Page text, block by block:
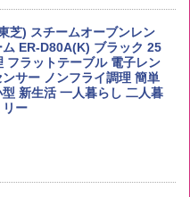
the Distillery 2026 化粧箱
ル カップヌードルPRO し
ぱく&低糖質 さらに塩分控
個
芝) スチームオーブンレン
ム ER-D80A(K) ブラック 25
ラットテーブル 電子レン
サー ノンフライ調理 簡単
新生活 一人暮らし 二人暮
リー